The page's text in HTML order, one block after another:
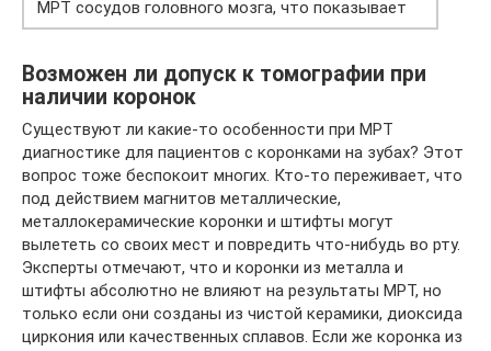
МРТ сосудов головного мозга, что показывает
Возможен ли допуск к томографии при
наличии коронок
Существуют ли какие-то особенности при МРТ
диагностике для пациентов с коронками на зубах? Этот
вопрос тоже беспокоит многих. Кто-то переживает, что
под действием магнитов металлические,
металлокерамические коронки и штифты могут
вылететь со своих мест и повредить что-нибудь во рту.
Эксперты отмечают, что и коронки из металла и
штифты абсолютно не влияют на результаты МРТ, но
только если они созданы из чистой керамики, диоксида
циркония или качественных сплавов. Если же коронка из